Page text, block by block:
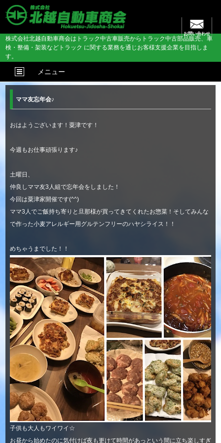
お問い合わせ
株式会社北越自動車商会はトラック中古車販売からトラック中古部品販売、車
検・整備・架装などトラック に関する業務を通じお客様支援企業を目指しま
す。
メニュー
ママ友忘年会♪
おはようございます！粟津です！
今週もお仕事頑張ります♪
土曜日、
仲良しママ友3人組で忘年会をしました！
今回は粟津家開催です(^^)
ママ3人でご飯持ち寄りと旦那様が買ってきてくれたお惣菜！そしてみんな
で作った小麦アレルギー用グルテンフリーのハヤシライス！！
めちゃうまでした！！
子供も大人もワイワイ☆
お昼から始めたのに気付けば夜も更けて時間があっという間に立ち楽しすぎ